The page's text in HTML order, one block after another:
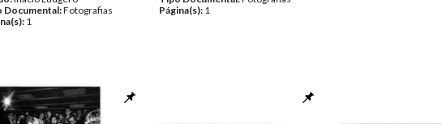
Documental:Fotografias
1
Página(s): 1